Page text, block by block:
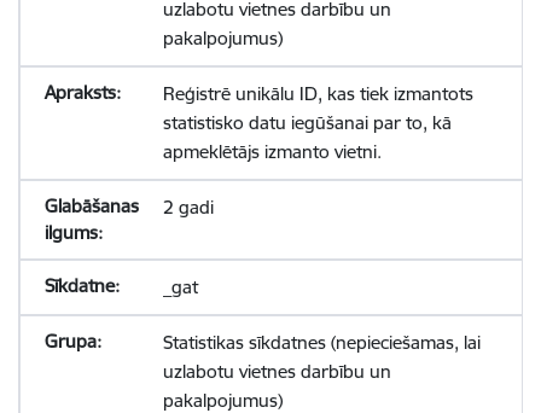
uzlabotu vietnes darbību un
pakalpojumus)
Reģistrē unikālu ID, kas tiek izmantots
statistisko datu iegūšanai par to, kā
apmeklētājs izmanto vietni.
2 gadi
_gat
Statistikas sīkdatnes (nepieciešamas, lai
uzlabotu vietnes darbību un
pakalpojumus)